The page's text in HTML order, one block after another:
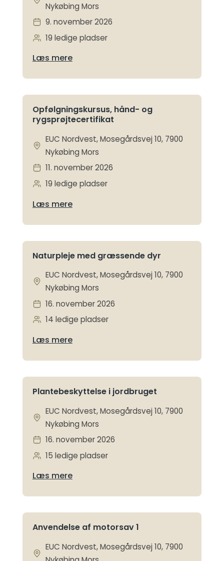
Nykøbing Mors
9. november 2026
19 ledige pladser
Læs mere
Opfølgningskursus, hånd- og
rygsprøjtecertifikat
EUC Nordvest, Mosegårdsvej 10, 7900
Nykøbing Mors
11. november 2026
19 ledige pladser
Læs mere
Naturpleje med græssende dyr
EUC Nordvest, Mosegårdsvej 10, 7900
Nykøbing Mors
16. november 2026
14 ledige pladser
Læs mere
Plantebeskyttelse i jordbruget
EUC Nordvest, Mosegårdsvej 10, 7900
Nykøbing Mors
16. november 2026
15 ledige pladser
Læs mere
Anvendelse af motorsav 1
EUC Nordvest, Mosegårdsvej 10, 7900